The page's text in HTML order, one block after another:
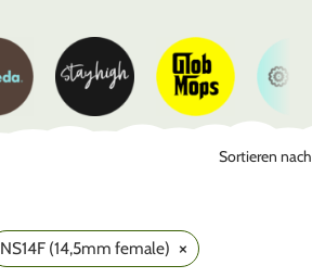
Sortieren nach
NS14F (14,5mm female) ×